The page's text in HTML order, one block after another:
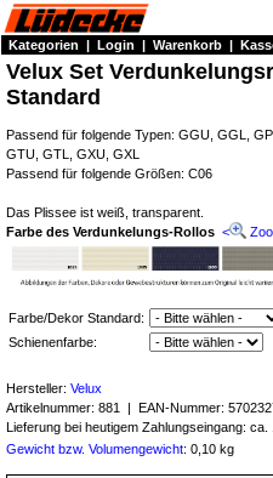
Kategorien | Login | Warenkorb |
Velux Set
Standard
Passend für folgende Typen: GGU, GGL,
GTU, GTL, GXU, GXL
Passend für folgende Größen: C06
Das Plissee ist weiß, transparent.
Farbe des Verdunkelungs-Rollos <
Farbe/Dekor Standard:
Schienenfarbe:
Hersteller: Velux
Artikelnummer: 881 | EAN-Nummer:
Lieferung bei heutigem Zahlungseingang: ca.
Gewicht bzw. Volumengewicht: 0,10 kg